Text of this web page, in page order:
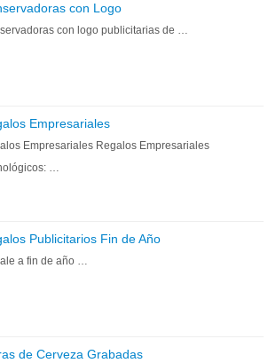
con Logo
con logo publicitarias de …
Empresariales
Empresariales Regalos Empresariales
…
Publicitarios Fin de Año
a fin de año …
de Cerveza Grabadas